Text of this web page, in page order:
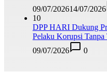
09/07/202614/07/2026
10
DPP HARI Dukung
Pelaku Korupsi Tanpa
09/07/2026
0